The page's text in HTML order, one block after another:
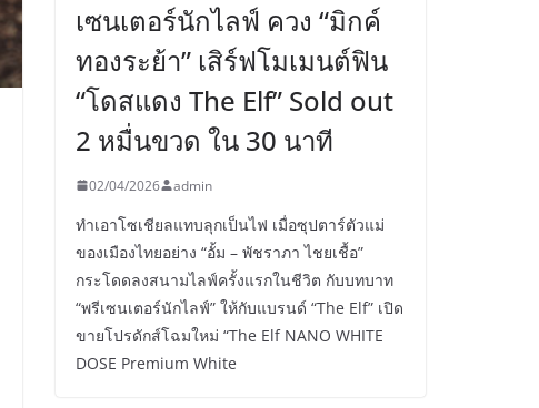
เซนเตอร์นักไลฟ์ ควง “มิกค์
ทองระย้า” เสิร์ฟโมเมนต์ฟิน
“โดสแดง The Elf” Sold out
2 หมื่นขวด ใน 30 นาที
02/04/2026 admin
ทำเอาโซเชียลแทบลุกเป็นไฟ เมื่อซุปตาร์ตัวแม่
ของเมืองไทยอย่าง “อั้ม – พัชราภา ไชยเชื้อ”
กระโดดลงสนามไลฟ์ครั้งแรกในชีวิต กับบทบาท
“พรีเซนเตอร์นักไลฟ์” ให้กับแบรนด์ “The Elf” เปิด
ขายโปรดักส์โฉมใหม่ “The Elf NANO WHITE
DOSE Premium White